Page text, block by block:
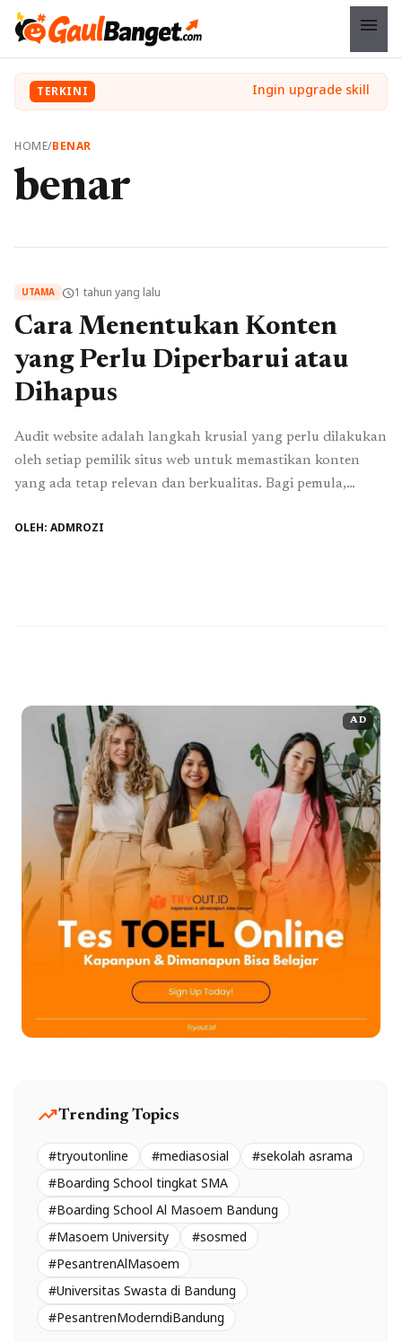
menu
TERKINI
HOME/BENAR
benar
UTAMA schedule1 tahun yang lalu
Cara Menentukan Konten
yang Perlu Diperbarui atau
Dihapus
Audit website adalah langkah krusial yang perlu dilakukan
oleh setiap pemilik situs web untuk memastikan konten
yang ada tetap relevan dan berkualitas. Bagi pemula,
sedikit pemahaman, Anda bisa melakukannya dengan
OLEH: ADMROZI
AD
trending_upTrending Topics
#tryoutonline #mediasosial
#sekolah asrama
#Boarding School tingkat SMA
#Boarding School Al Masoem Bandung
#Masoem University
#sosmed
#PesantrenAlMasoem
#Universitas Swasta di Bandung
#PesantrenModerndiBandung